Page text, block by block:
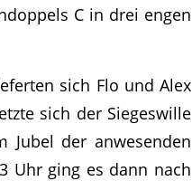
C in drei engen
sich Flo und Alex
sich der Siegeswille
Jubel der anwesenden
Uhr ging es dann nach